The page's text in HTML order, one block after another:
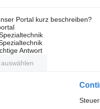
Portal kurz beschreiben?
Antwort